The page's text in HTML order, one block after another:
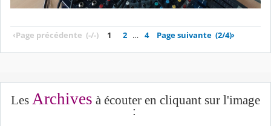
‹Page précédente (-/-) 1 2 … 4 Page suivante (2/4)›
Les Archives à écouter en cliquant sur l'image
: